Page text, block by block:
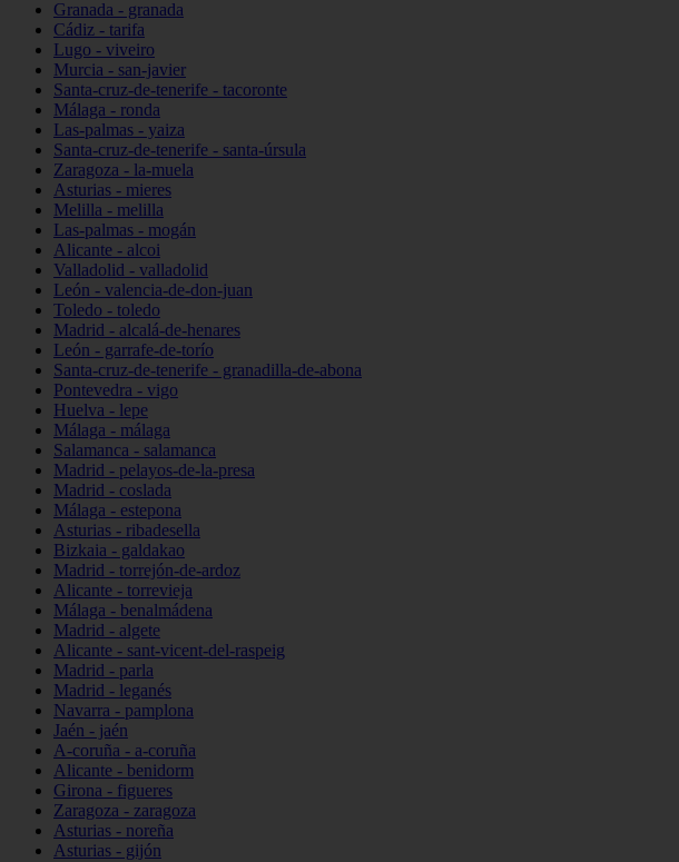
Granada - granada
Cádiz - tarifa
Lugo - viveiro
Murcia - san-javier
Santa-cruz-de-tenerife - tacoronte
Málaga - ronda
Las-palmas - yaiza
Santa-cruz-de-tenerife - santa-úrsula
Zaragoza - la-muela
Asturias - mieres
Melilla - melilla
Las-palmas - mogán
Alicante - alcoi
Valladolid - valladolid
León - valencia-de-don-juan
Toledo - toledo
Madrid - alcalá-de-henares
León - garrafe-de-torío
Santa-cruz-de-tenerife - granadilla-de-abona
Pontevedra - vigo
Huelva - lepe
Málaga - málaga
Salamanca - salamanca
Madrid - pelayos-de-la-presa
Madrid - coslada
Málaga - estepona
Asturias - ribadesella
Bizkaia - galdakao
Madrid - torrejón-de-ardoz
Alicante - torrevieja
Málaga - benalmádena
Madrid - algete
Alicante - sant-vicent-del-raspeig
Madrid - parla
Madrid - leganés
Navarra - pamplona
Jaén - jaén
A-coruña - a-coruña
Alicante - benidorm
Girona - figueres
Zaragoza - zaragoza
Asturias - noreña
Asturias - gijón